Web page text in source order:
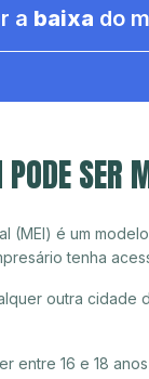
a baixa do
SER
(MEI) é um
tenha
outra cidade
entre 16 e 18